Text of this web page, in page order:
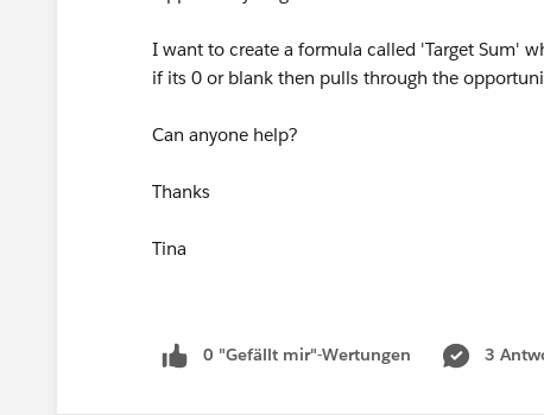
I want to create a formula called 'Target Sum'
if its 0 or blank then pulls through the
Can anyone help?
Thanks
Tina
0 "Gefällt mir"-Wertungen 3